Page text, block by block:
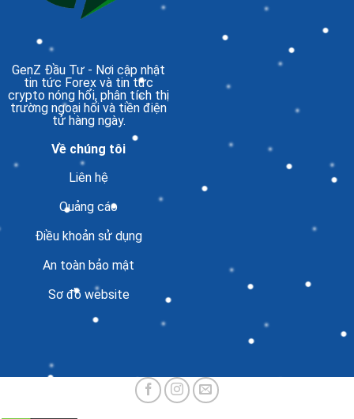
GenZ Đầu Tư - Nơi cập nhật
tin tức Forex và tin tức
crypto nóng hổi, phân tích thị
trường ngoại hối và tiền điện
tử hàng ngày.
Về chúng tôi
Liên hệ
Quảng cáo
Điều khoản sử dụng
An toàn bảo mật
Sơ đồ website